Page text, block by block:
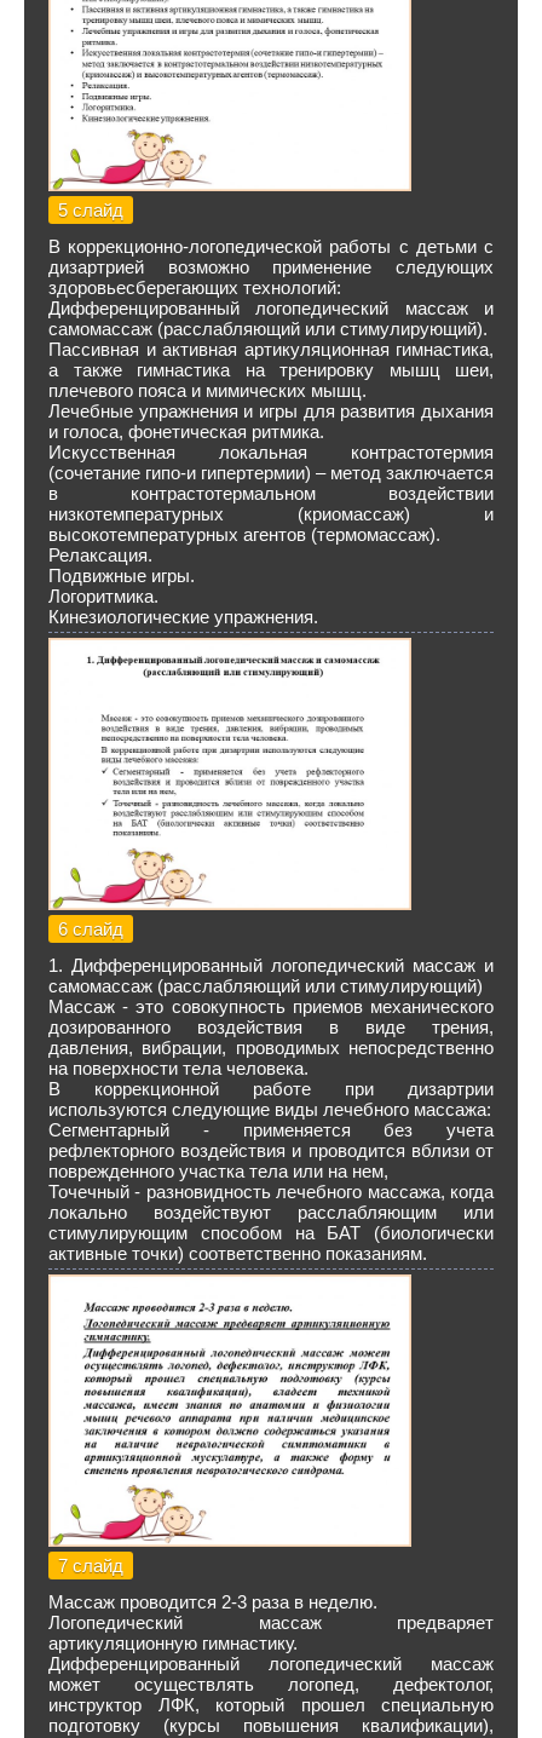
5 слайд
В коррекционно-логопедической работы с детьми с
дизартрией возможно применение следующих
здоровьесберегающих технологий:
Дифференцированный логопедический массаж и
самомассаж (расслабляющий или стимулирующий).
Пассивная и активная артикуляционная гимнастика,
а также гимнастика на тренировку мышц шеи,
плечевого пояса и мимических мышц.
Лечебные упражнения и игры для развития дыхания
и голоса, фонетическая ритмика.
Искусственная локальная контрастотермия
(сочетание гипо-и гипертермии) – метод заключается
в контрастотермальном воздействии
низкотемпературных (криомассаж) и
высокотемпературных агентов (термомассаж).
Релаксация.
Подвижные игры.
Логоритмика.
Кинезиологические упражнения.
6 слайд
1. Дифференцированный логопедический массаж и
самомассаж (расслабляющий или стимулирующий)
Массаж - это совокупность приемов механического
дозированного воздействия в виде трения,
давления, вибрации, проводимых непосредственно
на поверхности тела человека.
В коррекционной работе при дизартрии
используются следующие виды лечебного массажа:
Сегментарный - применяется без учета
рефлекторного воздействия и проводится вблизи от
поврежденного участка тела или на нем,
Точечный - разновидность лечебного массажа, когда
локально воздействуют расслабляющим или
стимулирующим способом на БАТ (биологически
активные точки) соответственно показаниям.
7 слайд
Массаж проводится 2-3 раза в неделю.
Логопедический массаж предваряет
артикуляционную гимнастику.
Дифференцированный логопедический массаж
может осуществлять логопед, дефектолог,
инструктор ЛФК, который прошел специальную
подготовку (курсы повышения квалификации),